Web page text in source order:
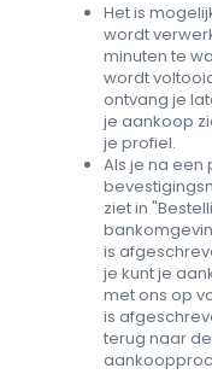
Het is
wordt
minuten te
wordt
ontvang je
je aankoop
je profiel.
Als je na een
ziet in
is
je kunt je
met ons op
is
terug naar